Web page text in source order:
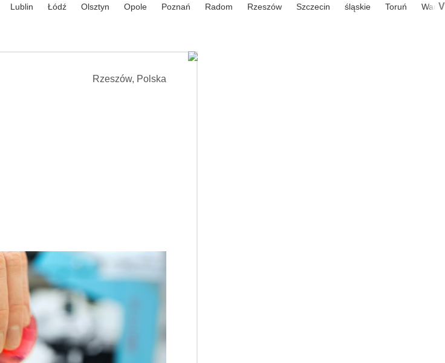
Lublin Łódź Olsztyn Opole Poznań Radom Rzeszów Szczecin śląskie Toruń V
Rzeszów, Polska